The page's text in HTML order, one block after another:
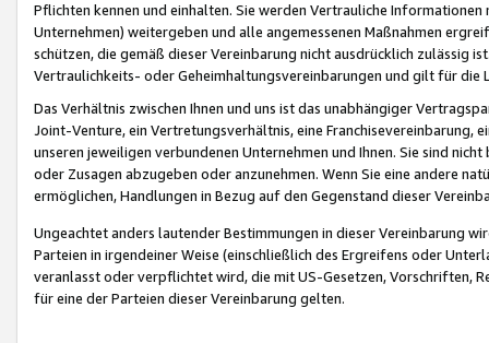
Pflichten kennen und einhalten. Sie werden Vertrauliche
Unternehmen) weitergeben und alle angemessenen Maßnahmen
schützen, die gemäß dieser Vereinbarung nicht ausdrücklich zulässig
Vertraulichkeits- oder Geheimhaltungsvereinbarungen und gilt für die
Das Verhältnis zwischen Ihnen und uns ist das unabhängiger
Joint-Venture, ein Vertretungsverhältnis, eine Franchisevereinbarung,
unseren jeweiligen verbundenen Unternehmen und Ihnen. Sie sind
oder Zusagen abzugeben oder anzunehmen. Wenn Sie eine andere
ermöglichen, Handlungen in Bezug auf den Gegenstand dieser
Ungeachtet anders lautender Bestimmungen in dieser Vereinbarung
Parteien in irgendeiner Weise (einschließlich des Ergreifens oder
veranlasst oder verpflichtet wird, die mit US-Gesetzen, Vorschriften,
für eine der Parteien dieser Vereinbarung gelten.